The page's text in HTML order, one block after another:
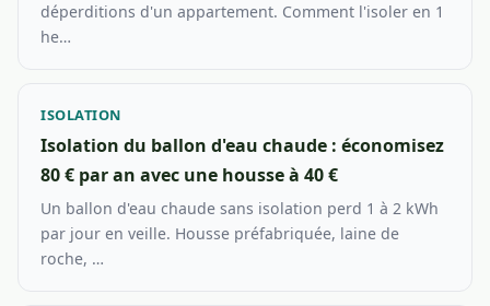
déperditions d'un appartement. Comment l'isoler en 1
he…
ISOLATION
Isolation du ballon d'eau chaude : économisez
80 € par an avec une housse à 40 €
Un ballon d'eau chaude sans isolation perd 1 à 2 kWh
par jour en veille. Housse préfabriquée, laine de
roche, …